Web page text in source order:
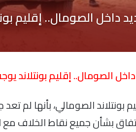
الصومال.. إقليم بونتلاند
الصومالي، بأنها لم
بشأن جميع نقاط الخلاف مع